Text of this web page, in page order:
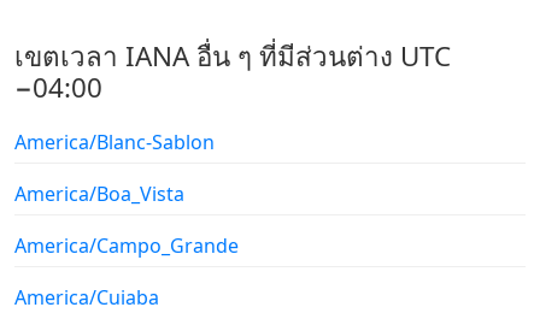
เขตเวลา IANA อื่น ๆ ที่มีส่วนต่าง UTC
−04:00
America/Blanc-Sablon
America/Boa_Vista
America/Campo_Grande
America/Cuiaba